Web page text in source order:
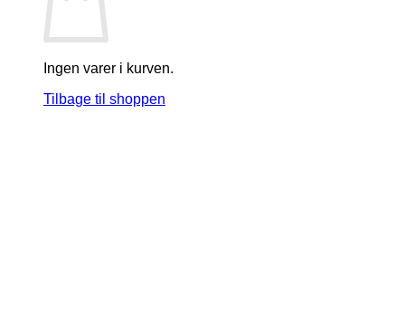
Ingen varer i kurven.
Tilbage til shoppen